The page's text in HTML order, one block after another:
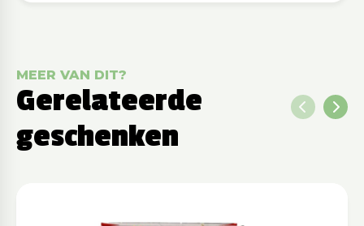
MEER VAN DIT?
Gerelateerde
geschenken